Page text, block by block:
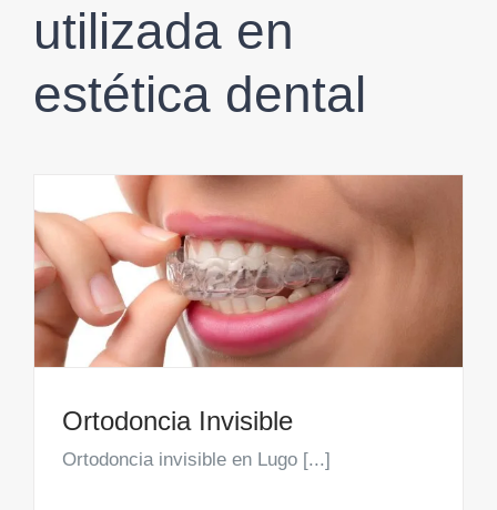
utilizada en
estética dental
Ortodoncia Invisible
Ortodoncia invisible en Lugo [...]